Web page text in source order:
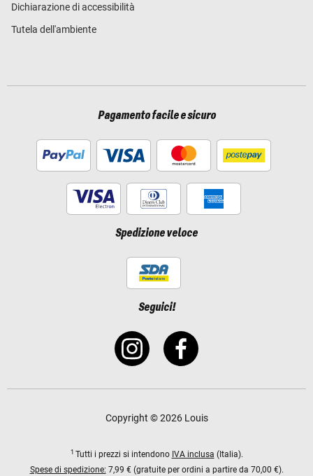
Dichiarazione di accessibilità
Tutela dell'ambiente
Pagamento facile e sicuro
Spedizione veloce
Seguici!
Copyright © 2026 Louis
1 Tutti i prezzi si intendono IVA inclusa (Italia).
Spese di spedizione: 7,99 € (gratuite per ordini a partire da 70,00 €).